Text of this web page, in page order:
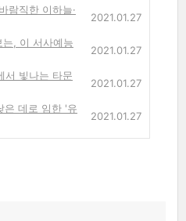
람직한 이하늘·
2021.01.27
, 이 서사예능
2021.01.27
서 빛나는 타문
2021.01.27
은 데로 임한 '유
2021.01.27